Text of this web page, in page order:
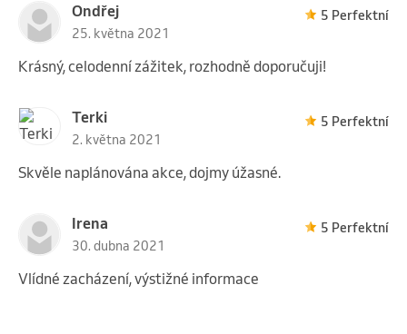
Ondřej
25. května 2021
5 Perfektní
Krásný, celodenní zážitek, rozhodně doporučuji!
Terki
2. května 2021
5 Perfektní
Skvěle naplánována akce, dojmy úžasné.
Irena
30. dubna 2021
5 Perfektní
Vlídné zacházení, výstižné informace